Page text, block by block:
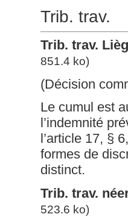
Trib. trav.
Trib. trav.
851.4 ko)
(Décision
Le cumul est
l’indemnité
l’article 17, §
formes de
distinct.
Trib. trav.
523.6 ko)